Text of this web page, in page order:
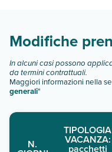
Modifiche
In alcuni casi possono
da termini contrattuali.
Maggiori informazioni nella
generali"
N.
TIPOLOGIA
VACANZA:
pacchetti